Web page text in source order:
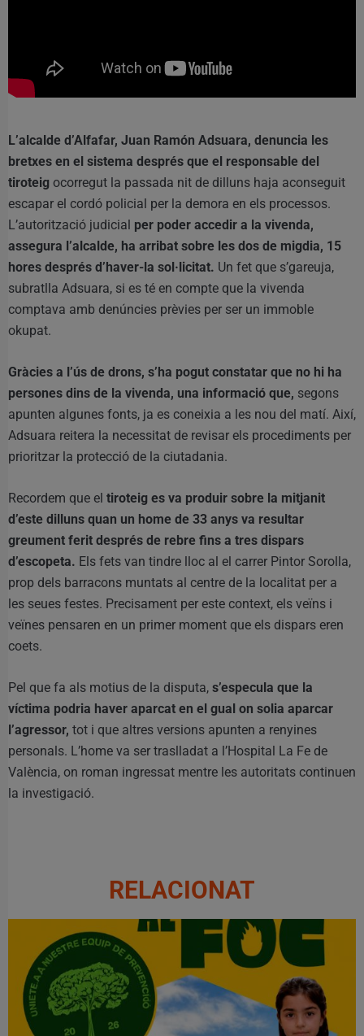
L’alcalde d’Alfafar, Juan Ramón Adsuara, denuncia les
bretxes en el sistema després que el responsable del
tiroteig ocorregut la passada nit de dilluns haja aconseguit
escapar el cordó policial per la demora en els processos.
L’autorització judicial per poder accedir a la vivenda,
assegura l’alcalde, ha arribat sobre les dos de migdia, 15
hores després d’haver-la sol·licitat. Un fet que s’gareuja,
subratlla Adsuara, si es té en compte que la vivenda
comptava amb denúncies prèvies per ser un immoble
okupat.
Gràcies a l’ús de drons, s’ha pogut constatar que no hi ha
persones dins de la vivenda, una informació que, segons
apunten algunes fonts, ja es coneixia a les nou del matí. Així,
Adsuara reitera la necessitat de revisar els procediments per
prioritzar la protecció de la ciutadania.
Recordem que el tiroteig es va produir sobre la mitjanit
d’este dilluns quan un home de 33 anys va resultar
greument ferit després de rebre fins a tres dispars
d’escopeta. Els fets van tindre lloc al el carrer Pintor Sorolla,
prop dels barracons muntats al centre de la localitat per a
les seues festes. Precisament per este context, els veïns i
veïnes pensaren en un primer moment que els dispars eren
coets.
Pel que fa als motius de la disputa, s’especula que la
víctima podria haver aparcat en el gual on solia aparcar
l’agressor, tot i que altres versions apunten a renyines
personals. L’home va ser traslladat a l’Hospital La Fe de
València, on roman ingressat mentre les autoritats continuen
la investigació.
RELACIONAT